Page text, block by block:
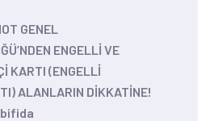
GENEL
ENGELLİ VE
KARTI (ENGELLİ
ALANLARIN DİKKATİNE!